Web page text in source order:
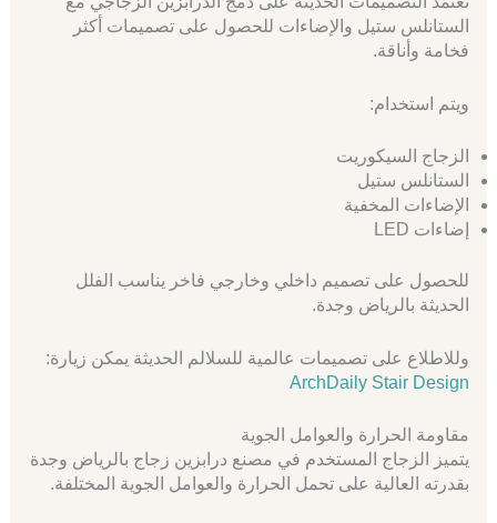
الستانلس ستيل والإضاءات للحصول على تصميمات أكثر
فخامة وأناقة.
ويتم استخدام:
الزجاج السيكوريت
الستانلس ستيل
الإضاءات المخفية
إضاءات LED
للحصول على تصميم داخلي وخارجي فاخر يناسب الفلل
الحديثة بالرياض وجدة.
وللاطلاع على تصميمات عالمية للسلالم الحديثة يمكن زيارة:
ArchDaily Stair Design
مقاومة الحرارة والعوامل الجوية
يتميز الزجاج المستخدم في مصنع درابزين زجاج بالرياض وجدة
بقدرته العالية على تحمل الحرارة والعوامل الجوية المختلفة.